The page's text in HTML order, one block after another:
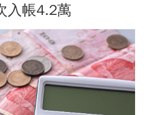
入帳4.2萬